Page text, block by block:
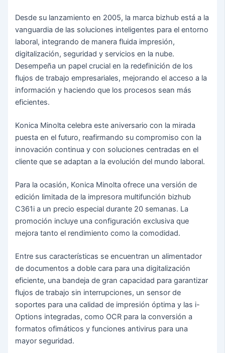
Desde su lanzamiento en 2005, la marca bizhub está a la
vanguardia de las soluciones inteligentes para el entorno
laboral, integrando de manera fluida impresión,
digitalización, seguridad y servicios en la nube.
Desempeña un papel crucial en la redefinición de los
flujos de trabajo empresariales, mejorando el acceso a la
información y haciendo que los procesos sean más
eficientes.
Konica Minolta celebra este aniversario con la mirada
puesta en el futuro, reafirmando su compromiso con la
innovación continua y con soluciones centradas en el
cliente que se adaptan a la evolución del mundo laboral.
Para la ocasión, Konica Minolta ofrece una versión de
edición limitada de la impresora multifunción bizhub
C361i a un precio especial durante 20 semanas. La
promoción incluye una configuración exclusiva que
mejora tanto el rendimiento como la comodidad.
Entre sus características se encuentran un alimentador
de documentos a doble cara para una digitalización
eficiente, una bandeja de gran capacidad para garantizar
flujos de trabajo sin interrupciones, un sensor de
soportes para una calidad de impresión óptima y las i-
Options integradas, como OCR para la conversión a
formatos ofimáticos y funciones antivirus para una
mayor seguridad.